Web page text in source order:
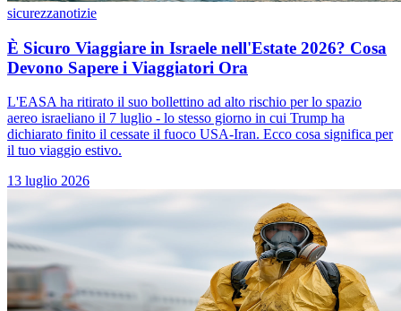
sicurezzanotizie
È Sicuro Viaggiare in Israele nell'Estate 2026? Cosa
Devono Sapere i Viaggiatori Ora
L'EASA ha ritirato il suo bollettino ad alto rischio per lo spazio
aereo israeliano il 7 luglio - lo stesso giorno in cui Trump ha
dichiarato finito il cessate il fuoco USA-Iran. Ecco cosa significa per
il tuo viaggio estivo.
13 luglio 2026